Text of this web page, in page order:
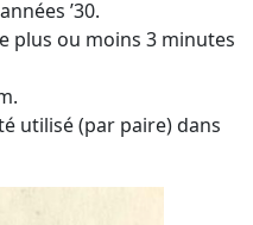
’30.
plus ou moins 3 minutes
utilisé (par paire) dans